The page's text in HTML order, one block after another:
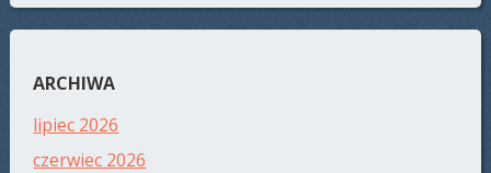
ARCHIWA
lipiec 2026
czerwiec 2026